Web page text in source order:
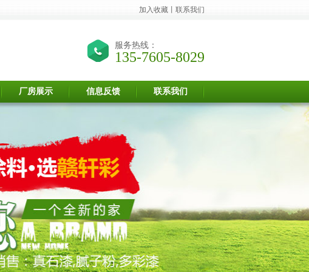
加入收藏 联系我们
服务热线：
135-7605-8029
厂房展示 信息反馈 联系我们